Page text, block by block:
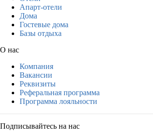
Апарт-отели
Дома
Гостевые дома
Базы отдыха
О нас
Компания
Вакансии
Реквизиты
Реферальная программа
Программа лояльности
Подписывайтесь на нас